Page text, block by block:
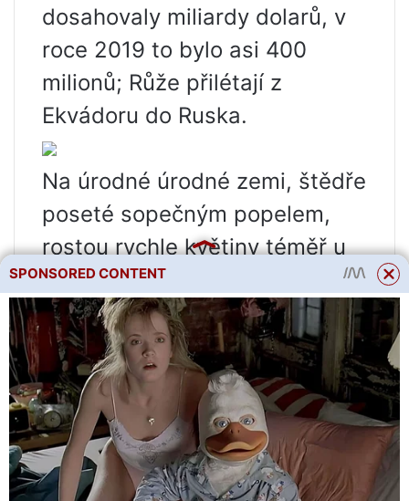
dosahovaly miliardy dolarů, v
roce 2019 to bylo asi 400
milionů; Růže přilétají z
Ekvádoru do Ruska.
Na úrodné úrodné zemi, štědře
poseté sopečným popelem,
rostou rychle květiny téměř u
rovníku. Částečně je to dáno
nadmořskou výškou, protože
všechna květinová údolí se
nacházejí ve výškách kolem
3000 metrů nad mořem.
Ekvádorské růže se vyznačují
dlouhými, dokonale rovnými
SPONSORED CONTENT